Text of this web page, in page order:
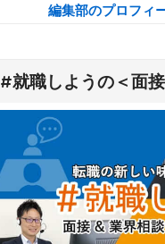
編集部のプロフィ
#就職しようの＜面